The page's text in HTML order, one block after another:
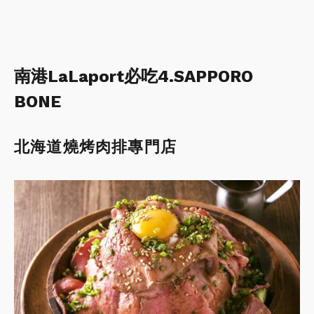
南港LaLaport必吃4.SAPPORO
BONE
北海道燒烤肉排專門店